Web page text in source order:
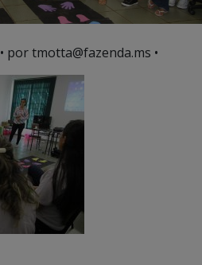
• por tmotta@fazenda.ms •